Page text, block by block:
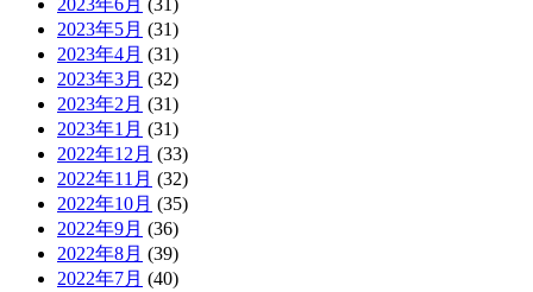
2023年6月 (31)
2023年5月 (31)
2023年4月 (31)
2023年3月 (32)
2023年2月 (31)
2023年1月 (31)
2022年12月 (33)
2022年11月 (32)
2022年10月 (35)
2022年9月 (36)
2022年8月 (39)
2022年7月 (40)